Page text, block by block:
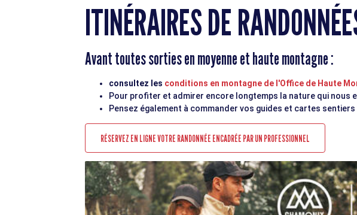
ITINÉRAIRES DE
Avant toutes sorties en moyenne et haute montagne :
consultez les conditions en montagne de l'Office de Haute
Pour profiter et admirer encore longtemps la nature qui nous
Pensez également à commander vos guides et cartes
RÉSERVEZ EN LIGNE VOTRE RANDONNÉE ENCADRÉE PAR UN PROFESSIONNEL